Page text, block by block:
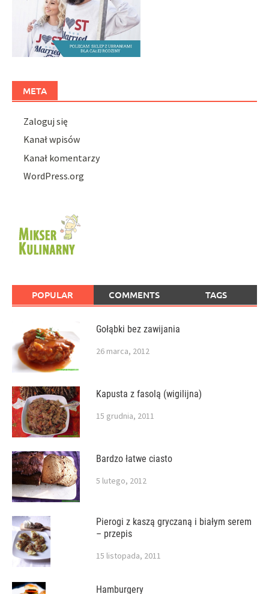
META
Zaloguj się
Kanał wpisów
Kanał komentarzy
WordPress.org
POPULAR COMMENTS TAGS
Gołąbki bez zawijania
26 marca, 2012
Kapusta z fasolą (wigilijna)
15 grudnia, 2011
Bardzo łatwe ciasto
5 lutego, 2012
Pierogi z kaszą gryczaną i białym serem
– przepis
15 listopada, 2011
Hamburgery